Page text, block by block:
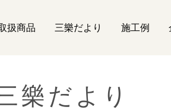
扱商品 三樂だより 施工例
樂だより